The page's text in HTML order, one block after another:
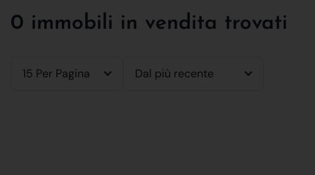
0 immobili in vendita trovati
15 Per Pagina Dal più recente